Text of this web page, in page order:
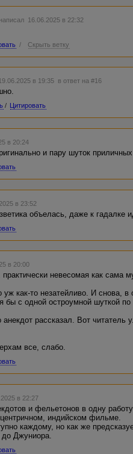
написал 16.06.2025 в 22:32
/ Скрыть ветку
в 19:35 в ответ на #16
/ Цитировать
в 20:24
и пару шуток
в 23:52
объелась, даже к гадалке
в 20:00
невесомая как сама
как-то незатейливо. И снова, в
бы с одной остроумной шуткой
анекдот рассказал. Вот
все, слабо.
в 22:27
и фельетонов в одну
индийском фильме.
каждому, но как же
Джуниора.